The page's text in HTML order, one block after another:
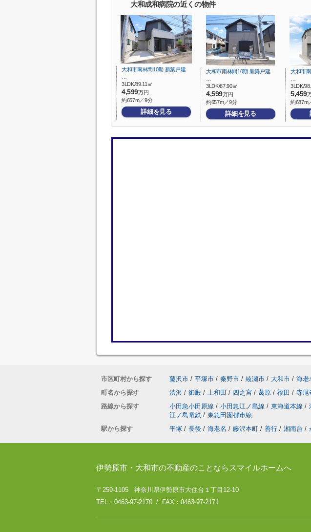
大和成和病院の近くの物件
大和市南林間10期 新築戸建
3LDK/89.11㎡
4,599万円
約657m／9分
詳細を見る
大和市南林間10期 新築戸建
3LDK/87.90㎡
4,599万円
約657m／9分
詳細を見る
大和市
3LDK/
5,459
約687m
市区町村から探す 藤沢市 / 平塚市 / 秦野市 / 綾瀬市 / 大和市 / 海老
町名から探す
渋沢 / 御殿 / 上和田 / 四之宮 / 葛原 / 福田 / 寺尾
路線から探す
小田急小田原線 / 小田急江ノ島線 / 東海道本線 /
江ノ島電鉄 / 東急田園都市線
駅から探す
平塚 / 長後 / 海老名 / 藤沢本町 / 善行 / 湘南台 /
伊勢原市・大和市の不動産のことならスマイルホームへ
〒259-1105 神奈川県伊勢原市大住台１丁目12-10
TEL：0463-97-2170 / FAX：0463-97-2171